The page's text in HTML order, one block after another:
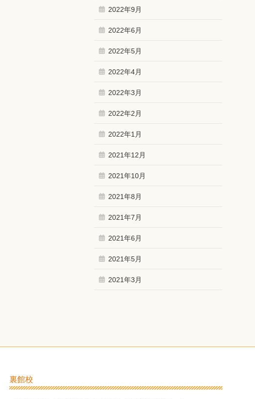
2022年9月
2022年6月
2022年5月
2022年4月
2022年3月
2022年2月
2022年1月
2021年12月
2021年10月
2021年8月
2021年7月
2021年6月
2021年5月
2021年3月
裏館校